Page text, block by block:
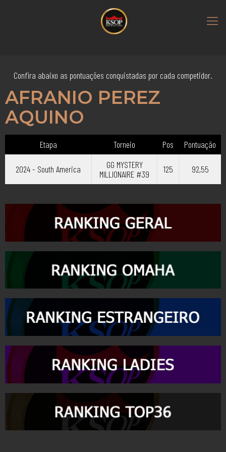
Confira abaixo as pontuações conquistadas por cada competidor.
AFRANIO PEREZ
AQUINO
Etapa Torneio Pos Pontuação
2024 - South America
GG MYSTERY
MILLIONAIRE #39
125 92,55